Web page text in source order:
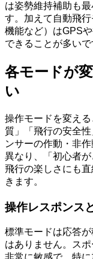
は姿勢維持補助も
す。加えて自動飛
機能など）はGPS
できることが多いで
各モードが
い
操作モードを変え
質」「飛行の安全
ンサーの作動・非
異なり、「初心者
飛行の楽しさにも
きます。
操作レスポンス
標準モードは応答
はありません。ス